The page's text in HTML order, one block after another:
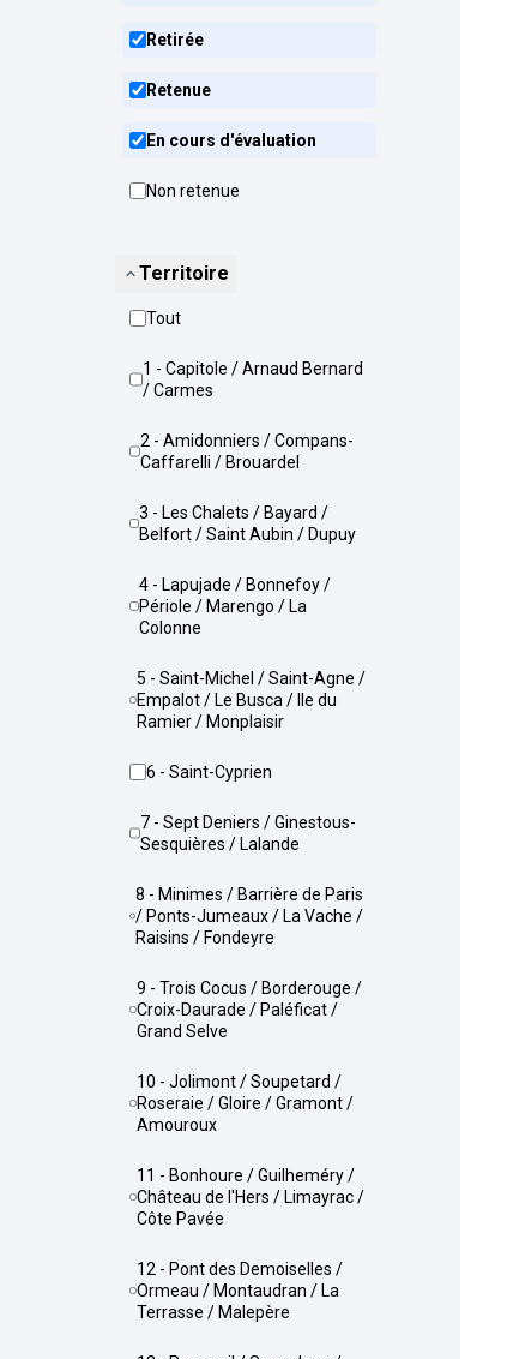
Retirée
Retenue
En cours d'évaluation
Non retenue
Territoire
Tout
1 - Capitole / Arnaud Bernard
/ Carmes
2 - Amidonniers / Compans-
Caffarelli / Brouardel
3 - Les Chalets / Bayard /
Belfort / Saint Aubin / Dupuy
4 - Lapujade / Bonnefoy /
Périole / Marengo / La
Colonne
5 - Saint-Michel / Saint-Agne /
Empalot / Le Busca / Ile du
Ramier / Monplaisir
6 - Saint-Cyprien
7 - Sept Deniers / Ginestous-
Sesquières / Lalande
8 - Minimes / Barrière de Paris
/ Ponts-Jumeaux / La Vache /
Raisins / Fondeyre
9 - Trois Cocus / Borderouge /
Croix-Daurade / Paléficat /
Grand Selve
10 - Jolimont / Soupetard /
Roseraie / Gloire / Gramont /
Amouroux
11 - Bonhoure / Guilheméry /
Château de l'Hers / Limayrac /
Côte Pavée
12 - Pont des Demoiselles /
Ormeau / Montaudran / La
Terrasse / Malepère